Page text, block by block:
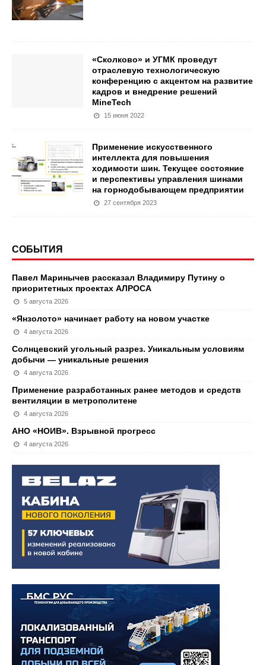
«Сколково» и УГМК проведут
отраслевую технологическую
конференцию с акцентом на развитие
кадров и внедрение решений
MineTech
15 июня 2022
Применение искусственного
интеллекта для повышения
ходимости шин. Текущее состояние
и перспективы управления шинами
на горнодобывающем предприятии
27 сентября 2023
СОБЫТИЯ
Павел Маринычев рассказал Владимиру Путину о
приоритетных проектах АЛРОСА
5 августа 2026
«Янзолото» начинает работу на новом участке
4 августа 2026
Солнцевский угольный разрез. Уникальным условиям
добычи — уникальные решения
4 августа 2026
Применение разработанных ранее методов и средств
вентиляции в метрополитене
4 августа 2026
АНО «НОИВ». Взрывной прогресс
4 августа 2026